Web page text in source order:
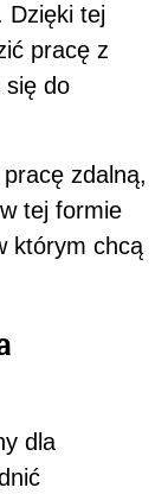
Dzięki tej
pracę z
się do
zdalną,
tej formie
którym chcą
dla